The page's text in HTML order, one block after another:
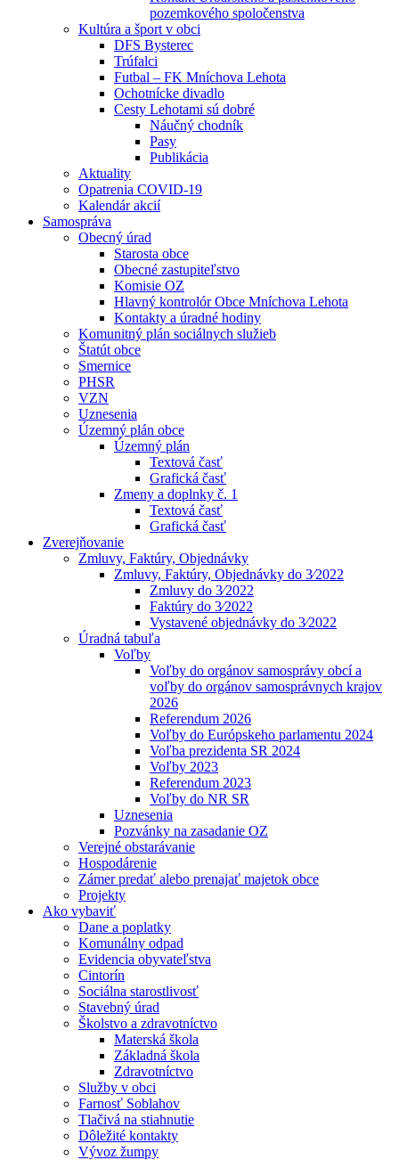
pozemkového spoločenstva
Kultúra a šport v obci
DFS Bysterec
Trúfalci
Futbal – FK Mníchova Lehota
Ochotnícke divadlo
Cesty Lehotami sú dobré
Náučný chodník
Pasy
Publikácia
Aktuality
Opatrenia COVID-19
Kalendár akcií
Samospráva
Obecný úrad
Starosta obce
Obecné zastupiteľstvo
Komisie OZ
Hlavný kontrolór Obce Mníchova Lehota
Kontakty a úradné hodiny
Komunitný plán sociálnych služieb
Štatút obce
Smernice
PHSR
VZN
Uznesenia
Územný plán obce
Územný plán
Textová časť
Grafická časť
Zmeny a doplnky č. 1
Textová časť
Grafická časť
Zverejňovanie
Zmluvy, Faktúry, Objednávky
Zmluvy, Faktúry, Objednávky do 3⁄2022
Zmluvy do 3⁄2022
Faktúry do 3⁄2022
Vystavené objednávky do 3⁄2022
Úradná tabuľa
Voľby
Voľby do orgánov samosprávy obcí a
voľby do orgánov samosprávnych krajov
2026
Referendum 2026
Voľby do Európskeho parlamentu 2024
Voľba prezidenta SR 2024
Voľby 2023
Referendum 2023
Voľby do NR SR
Uznesenia
Pozvánky na zasadanie OZ
Verejné obstarávanie
Hospodárenie
Zámer predať alebo prenajať majetok obce
Projekty
Ako vybaviť
Dane a poplatky
Komunálny odpad
Evidencia obyvateľstva
Cintorín
Sociálna starostlivosť
Stavebný úrad
Školstvo a zdravotníctvo
Materská škola
Základná škola
Zdravotníctvo
Služby v obci
Farnosť Soblahov
Tlačivá na stiahnutie
Dôležité kontakty
Vývoz žumpy